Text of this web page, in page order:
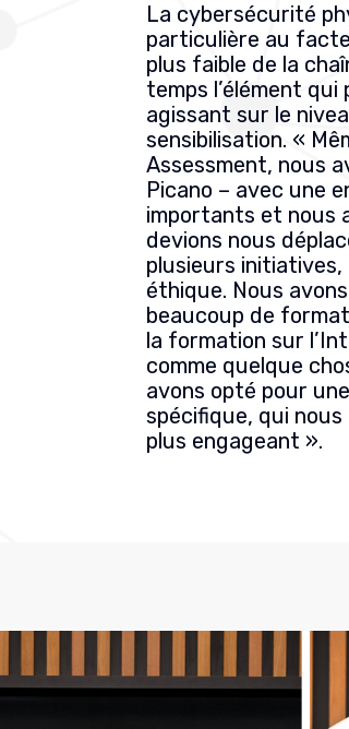
La cybersécurité
particulière au
plus faible de la
temps l’élément
agissant sur le
sensibilisation. «
Assessment, nous
Picano – avec une
importants et nous
devions nous
plusieurs initiatives,
éthique. Nous
beaucoup de
la formation sur
comme quelque
avons opté pour
spécifique, qui nous
plus engageant ».